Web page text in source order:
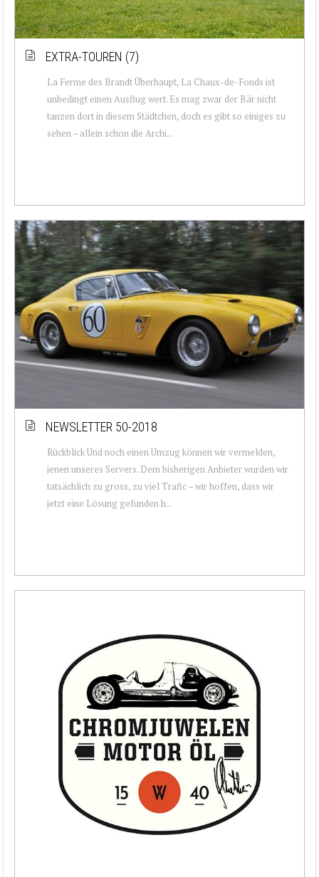
EXTRA-TOUREN (7)
La Ferme des Brandt Überhaupt, La Chaux-de-Fonds ist
unbedingt einen Ausflug wert. Es mag zwar der Bär nicht
tanzen dort in diesem Städtchen, doch es gibt so einiges zu
sehen – allein schon die Archi...
NEWSLETTER 50-2018
Rückblick Und noch einen Umzug können wir vermelden,
jenen unseres Servers. Dem bisherigen Anbieter wurden wir
tatsächlich zu gross, zu viel Trafic – wir hoffen, dass wir
jetzt eine Lösung gefunden h...